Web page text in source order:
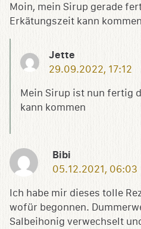
Moin, mein Sirup gerade
Erkätungszeit kann
Jette
29.09.2022, 17:12
Mein Sirup ist nun fertig
kann kommen
Bibi
05.12.2021, 06:03
Ich habe mir dieses tolle
wofür begonnen.
Salbeihonig verwechselt